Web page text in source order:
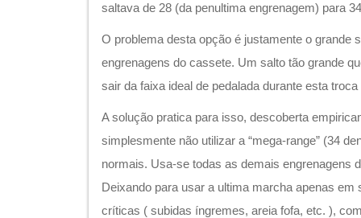
saltava de 28 (da penultima engrenagem) para
O problema desta opção é justamente o grande
engrenagens do cassete. Um salto tão grande
sair da faixa ideal de pedalada durante esta
A solução pratica para isso, descoberta
simplesmente não utilizar a “mega-range” (34
normais. Usa-se todas as demais engrenagens
Deixando para usar a ultima marcha apenas em
críticas ( subidas íngremes, areia fofa, etc. ),